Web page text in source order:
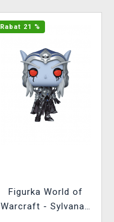
Rabat 21 %
Figurka World of
Warcraft - Sylvanas